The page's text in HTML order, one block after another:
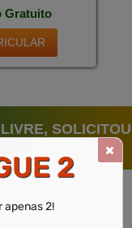
Profundo
para Ser
ao
Optar Pelo
Gratuito
SOLICITOU
2
apenas 2!